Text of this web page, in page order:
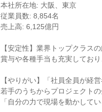
本社所在地: 大阪、東京
従業員数: 8,854名
売上高: 6,125億円
【安定性】業界トップクラス
賞与や各種手当も充実してお
【やりがい】「社員全員が経
若手のうちからプロジェクト
「自分の力で現場を動かして